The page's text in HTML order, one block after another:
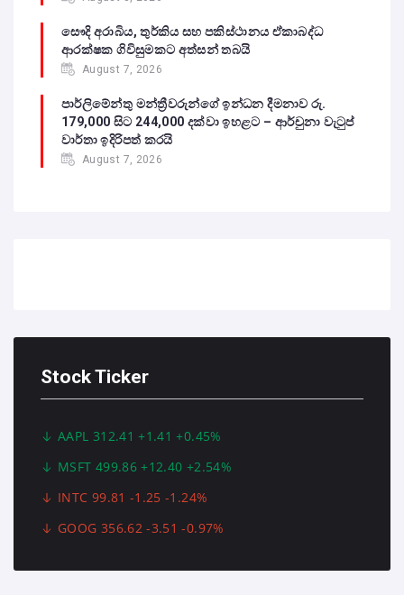
සෞදි අරාබිය, තුර්කිය සහ පකිස්ථානය ඒකාබද්ධ
ආරක්ෂක ගිවිසුමකට අත්සන් තබයි
August 7, 2026
පාර්ලිමේන්තු මන්ත්‍රීවරුන්ගේ ඉන්ධන දීමනාව රු.
179,000 සිට 244,000 දක්වා ඉහළට – ආර්චුනා වැටුප්
වාර්තා ඉදිරිපත් කරයි
August 7, 2026
Stock Ticker
AAPL 312.41 +1.41 +0.45%
MSFT 499.86 +12.40 +2.54%
INTC 99.81 -1.25 -1.24%
GOOG 356.62 -3.51 -0.97%